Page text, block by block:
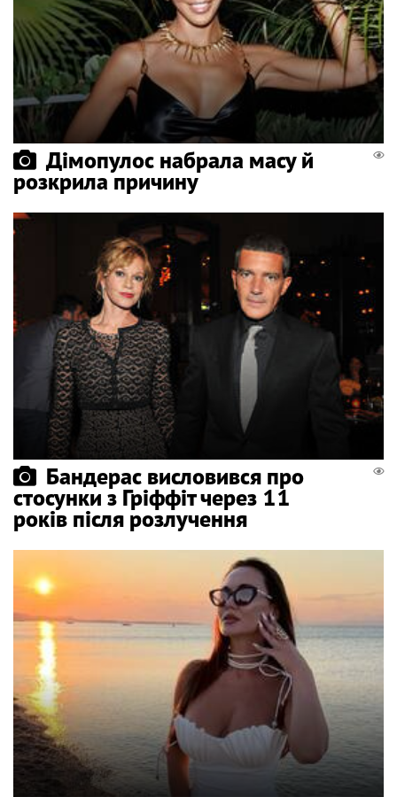
Дімопулос набрала масу й
розкрила причину
Бандерас висловився про
стосунки з Гріффіт через 11
років після розлучення